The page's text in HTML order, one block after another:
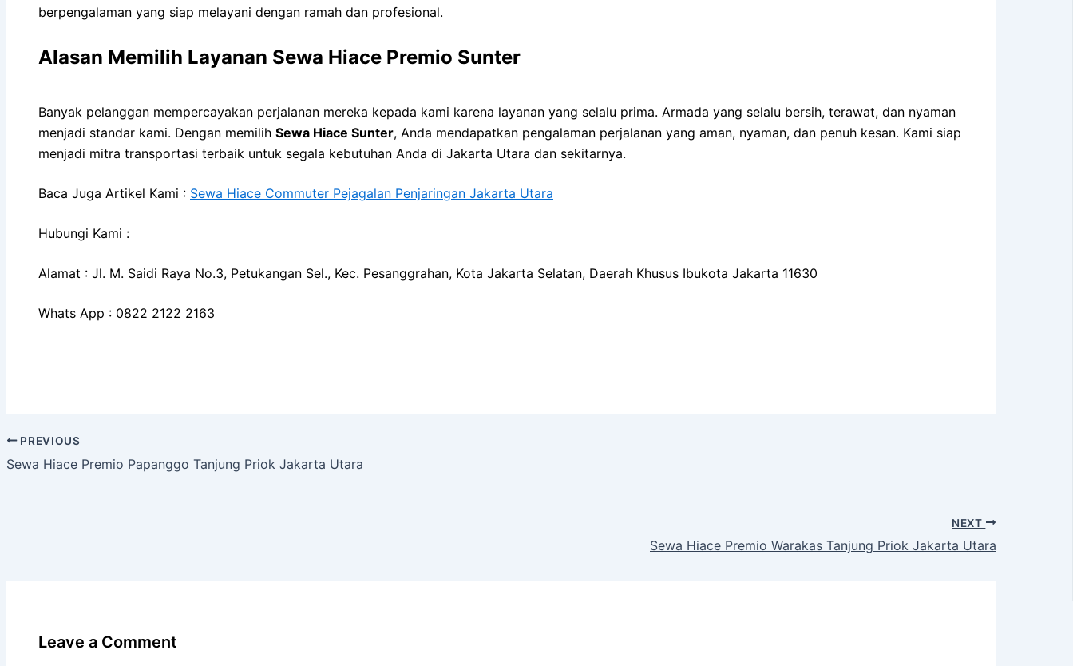
berpengalaman yang siap melayani dengan ramah dan profesional.
Alasan Memilih Layanan Sewa Hiace Premio Sunter
Banyak pelanggan mempercayakan perjalanan mereka kepada kami karena layanan yang selalu prima. Armada yang selalu bersih, terawat, dan nyaman
menjadi standar kami. Dengan memilih Sewa Hiace Sunter, Anda mendapatkan pengalaman perjalanan yang aman, nyaman, dan penuh kesan. Kami siap
menjadi mitra transportasi terbaik untuk segala kebutuhan Anda di Jakarta Utara dan sekitarnya.
Baca Juga Artikel Kami : Sewa Hiace Commuter Pejagalan Penjaringan Jakarta Utara
Hubungi Kami :
Alamat : Jl. M. Saidi Raya No.3, Petukangan Sel., Kec. Pesanggrahan, Kota Jakarta Selatan, Daerah Khusus Ibukota Jakarta 11630
Whats App : 0822 2122 2163
PREVIOUS
Sewa Hiace Premio Papanggo Tanjung Priok Jakarta Utara
NEXT
Sewa Hiace Premio Warakas Tanjung Priok Jakarta Utara
Leave a Comment